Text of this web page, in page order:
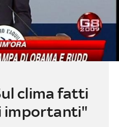
clima fatti
importanti"